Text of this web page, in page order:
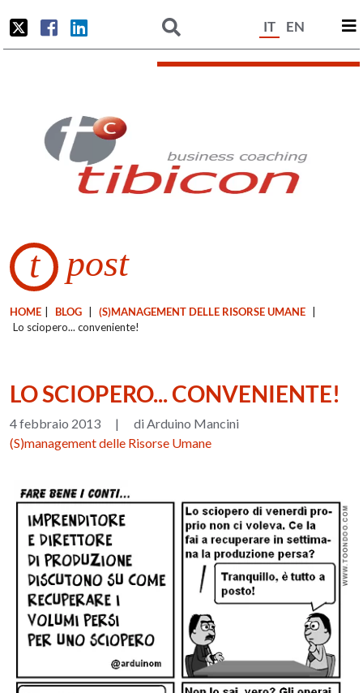
IT EN
t post
HOME BLOG (S)MANAGEMENT DELLE RISORSE UMANE
Lo sciopero... conveniente!
LO SCIOPERO... CONVENIENTE!
4 febbraio 2013 |
di Arduino Mancini
(S)management delle Risorse Umane